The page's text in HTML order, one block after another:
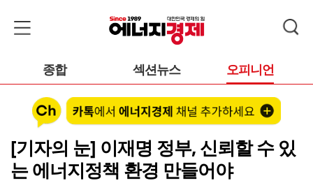
종합 섹션뉴스 오피니언
[기자의 눈] 이재명 정부, 신뢰할 수 있
는 에너지정책 환경 만들어야